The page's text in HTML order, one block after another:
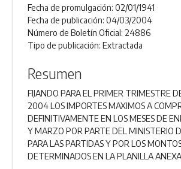
Fecha de promulgación:02/01/1941
Fecha de publicación:04/03/2004
Número de Boletín Oficial: 24886
Tipo de publicación:Extractada
Resumen
FIJANDO PARA EL PRIMER TRIMESTRE
2004 LOS IMPORTES MAXIMOS A
DEFINITIVAMENTE EN LOS MESES DE
Y MARZO POR PARTE DEL MINISTERIO
PARA LAS PARTIDAS Y POR LOS
DETERMINADOS EN LA PLANILLA